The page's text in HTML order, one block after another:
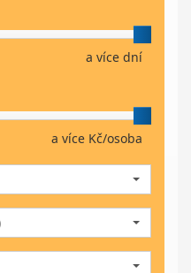
a více dní
a více Kč/osoba